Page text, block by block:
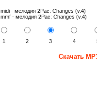
midi - мелодия 2Pac: Changes (v.4)
mmf - мелодия 2Pac: Changes (v.4)
1 2 3 4
Скачать